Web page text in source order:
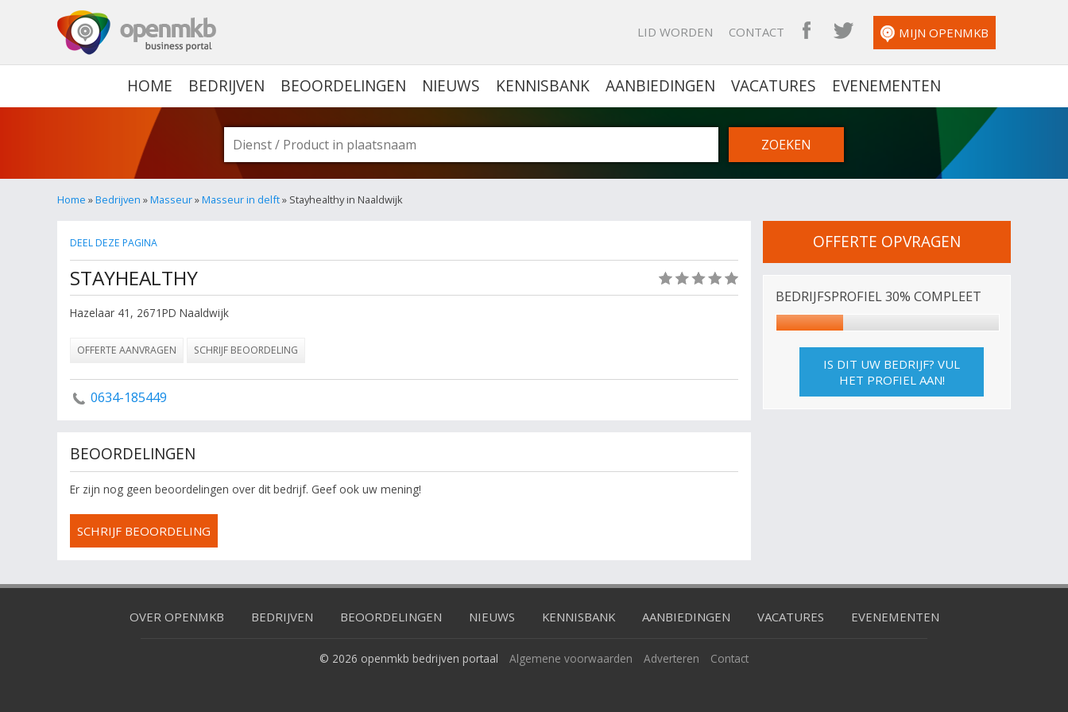
LID WORDEN CONTACT OPENMKB FACEBOOK
OPENMKB TWITTER
MIJN OPENMKB
HOME BEDRIJVEN BEOORDELINGEN NIEUWS KENNISBANK AANBIEDINGEN VACATURES EVENEMENTEN
Home »Bedrijven »Masseur»Masseur in delft» Stayhealthy in Naaldwijk
DEEL DEZE PAGINA
STAYHEALTHY
Hazelaar 41 , 2671PD Naaldwijk
OFFERTE AANVRAGEN SCHRIJF BEOORDELING
0634-185449
BEOORDELINGEN
Er zijn nog geen beoordelingen over dit bedrijf. Geef ook uw mening!
SCHRIJF BEOORDELING
OFFERTE OPVRAGEN
BEDRIJFSPROFIEL 30% COMPLEET
IS DIT UW BEDRIJF? VUL
HET PROFIEL AAN!
OVER OPENMKB BEDRIJVEN BEOORDELINGEN NIEUWS KENNISBANK AANBIEDINGEN VACATURES EVENEMENTEN
© 2026 openmkb bedrijven portaal Algemene voorwaarden Adverteren Contact